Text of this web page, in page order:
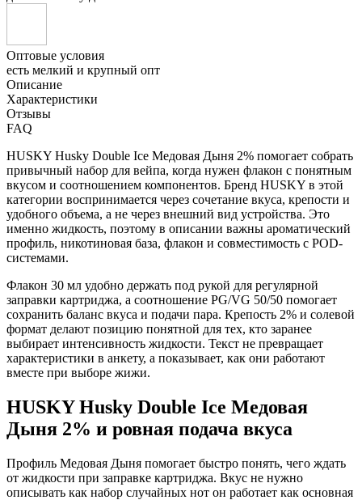
Оптовые условия
есть мелкий и крупный опт
Описание
Характеристики
Отзывы
FAQ
HUSKY Husky Double Ice Медовая Дыня 2% помогает собрать
привычный набор для вейпа, когда нужен флакон с понятным
вкусом и соотношением компонентов. Бренд HUSKY в этой
категории воспринимается через сочетание вкуса, крепости и
удобного объема, а не через внешний вид устройства. Это
именно жидкость, поэтому в описании важны ароматический
профиль, никотиновая база, флакон и совместимость с POD-
системами.
Флакон 30 мл удобно держать под рукой для регулярной
заправки картриджа, а соотношение PG/VG 50/50 помогает
сохранить баланс вкуса и подачи пара. Крепость 2% и солевой
формат делают позицию понятной для тех, кто заранее
выбирает интенсивность жидкости. Текст не превращает
характеристики в анкету, а показывает, как они работают
вместе при выборе жижи.
HUSKY Husky Double Ice Медовая
Дыня 2% и ровная подача вкуса
Профиль Медовая Дыня помогает быстро понять, чего ждать
от жидкости при заправке картриджа. Вкус не нужно
описывать как набор случайных нот он работает как основная